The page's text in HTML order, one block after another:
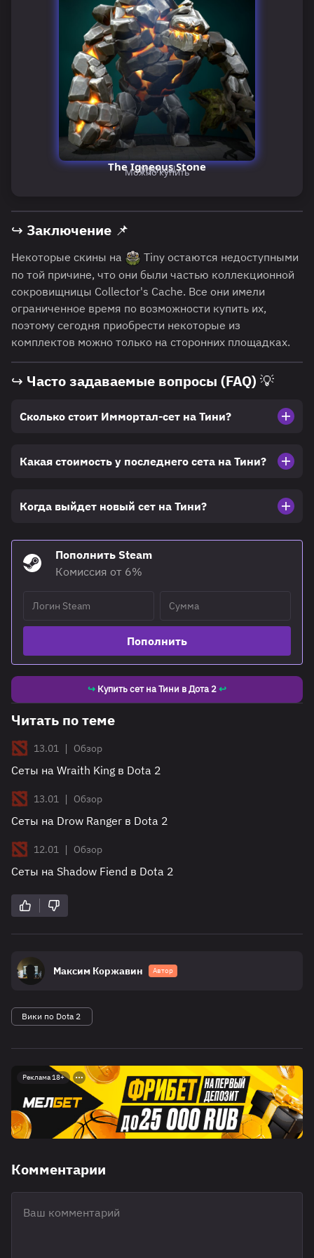
The Igneous Stone
Mythical
Можно купить
↪ Заключение 📌
Некоторые скины на
Tiny остаются недоступными
по той причине, что они были частью коллекционной
сокровищницы Collector's Cache. Все они имели
ограниченное время по возможности купить их,
поэтому сегодня приобрести некоторые из
комплектов можно только на сторонних площадках.
↪ Часто задаваемые вопросы (FAQ) 💡
Сколько стоит Иммортал-сет на Тини?
Какая стоимость у последнего сета на Тини?
Когда выйдет новый сет на Тини?
Пополнить Steam
Комиссия от 6%
Пополнить
↪ Купить сет на Тини в Дота 2↩
Читать по теме
13.01 | Обзор
Сеты на Wraith King в Dota 2
13.01 | Обзор
Сеты на Drow Ranger в Dota 2
12.01 | Обзор
Сеты на Shadow Fiend в Dota 2
Максим Коржавин Автор
Вики по Dota 2
Реклама 18+
Комментарии